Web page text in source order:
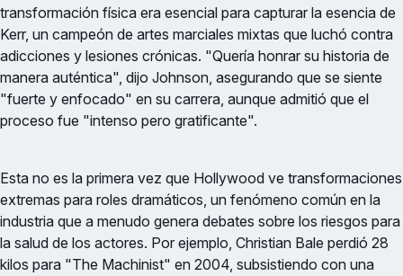
transformación física era esencial para capturar la esencia de
Kerr, un campeón de artes marciales mixtas que luchó contra
adicciones y lesiones crónicas. "Quería honrar su historia de
manera auténtica", dijo Johnson, asegurando que se siente
"fuerte y enfocado" en su carrera, aunque admitió que el
proceso fue "intenso pero gratificante".
Esta no es la primera vez que Hollywood ve transformaciones
extremas para roles dramáticos, un fenómeno común en la
industria que a menudo genera debates sobre los riesgos para
la salud de los actores. Por ejemplo, Christian Bale perdió 28
kilos para "The Machinist" en 2004, subsistiendo con una